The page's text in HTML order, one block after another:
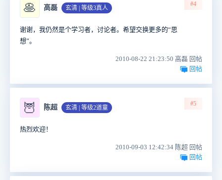
🥞 高磊 玄清 | 等级3真人
#4
谢谢，我仍然是个学习者，讨论者。希望交换更多的“思
想”。
2010-08-22 21:23:50 高磊 回帖
回帖
🦉 陈超 玄清 | 等级2道童
#5
热烈欢迎！
2010-09-03 12:42:34 陈超 回帖
回帖